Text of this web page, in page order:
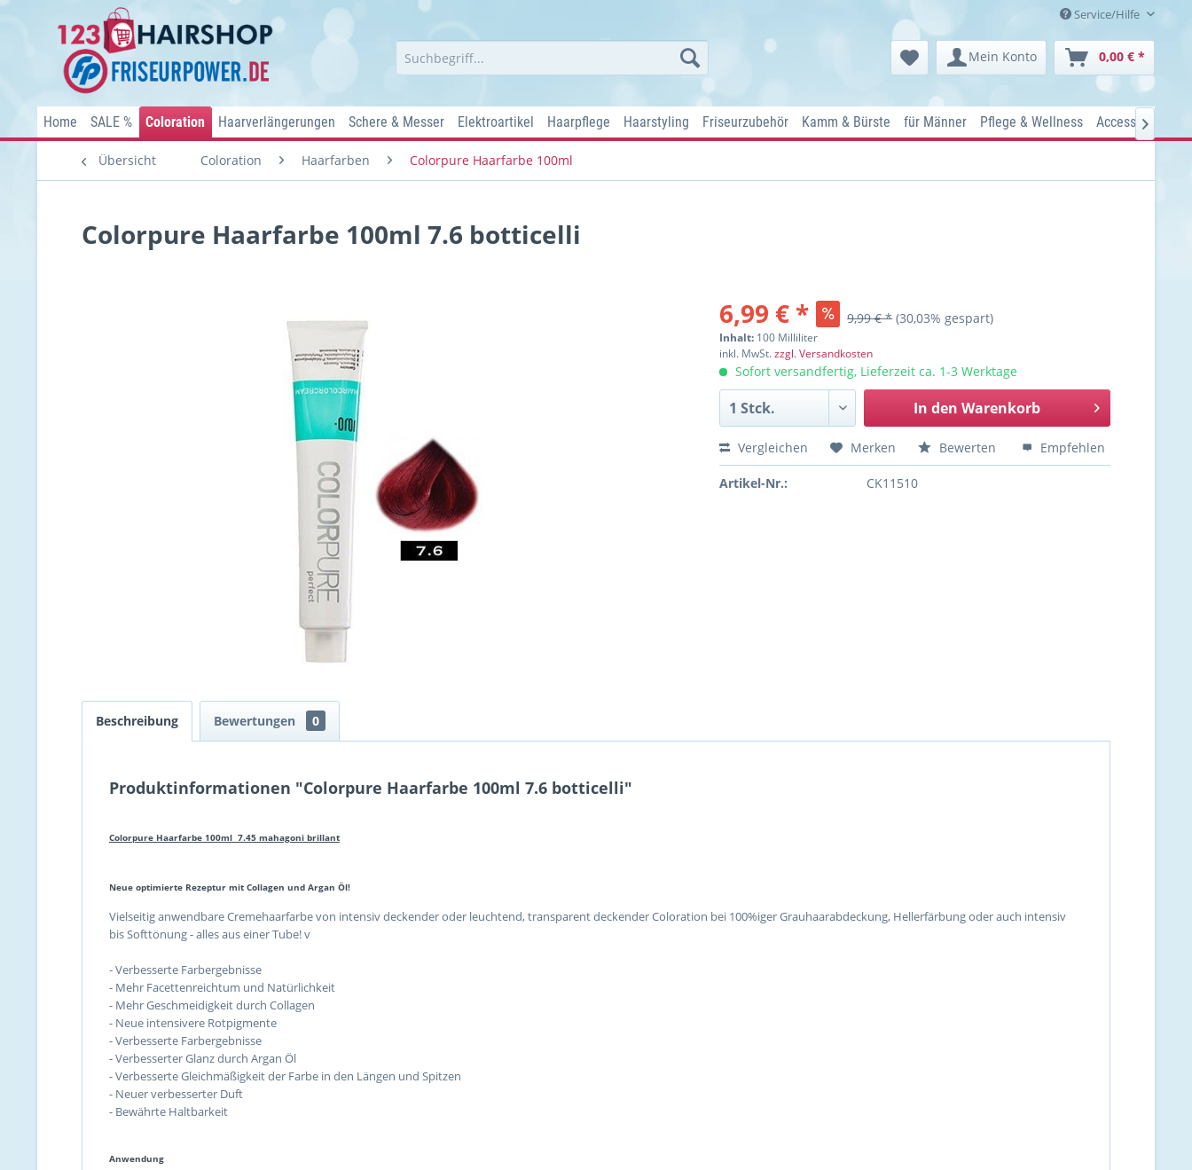
Service/Hilfe
Mein Konto 0,00 € *
Home SALE % Coloration Haarverlängerungen Schere & Messer Elektroartikel Haarpflege Haarstyling Friseurzubehör Kamm & Bürste für Männer Pflege & Wellness Accessoires

Übersicht Coloration Haarfarben Colorpure Haarfarbe 100ml
Colorpure Haarfarbe 100ml 7.6 botticelli
6,99 € * 9,99 € * (30,03% gespart)
Inhalt: 100 Milliliter
inkl. MwSt.zzgl. Versandkosten
Sofort versandfertig, Lieferzeit ca. 1-3 Werktage
In den Warenkorb
Vergleichen Merken Bewerten Empfehlen
Artikel-Nr.: CK11510
Beschreibung Bewertungen 0
Produktinformationen "Colorpure Haarfarbe 100ml 7.6 botticelli"
Colorpure Haarfarbe 100ml 7.45 mahagoni brillant
Neue optimierte Rezeptur mit Collagen und Argan Öl!
Vielseitig anwendbare Cremehaarfarbe von intensiv deckender oder leuchtend, transparent deckender Coloration bei 100%iger Grauhaarabdeckung, Hellerfärbung oder auch intensiv
bis Softtönung - alles aus einer Tube! v
- Verbesserte Farbergebnisse
- Mehr Facettenreichtum und Natürlichkeit
- Mehr Geschmeidigkeit durch Collagen
- Neue intensivere Rotpigmente
- Verbesserte Farbergebnisse
- Verbesserter Glanz durch Argan Öl
- Verbesserte Gleichmäßigkeit der Farbe in den Längen und Spitzen
- Neuer verbesserter Duft
- Bewährte Haltbarkeit
Anwendung